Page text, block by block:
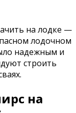
на лодке —
лодочном
надежным и
строить
на